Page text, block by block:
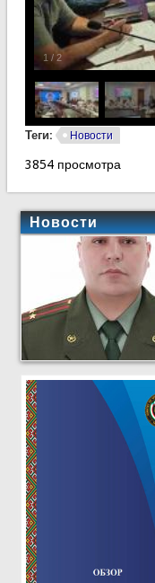
1 / 2
Теги: Новости
3854 просмотра
Новости